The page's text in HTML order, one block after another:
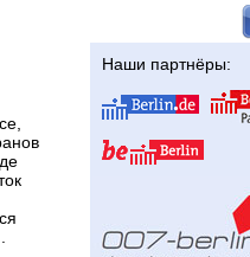
Наши партнёры: